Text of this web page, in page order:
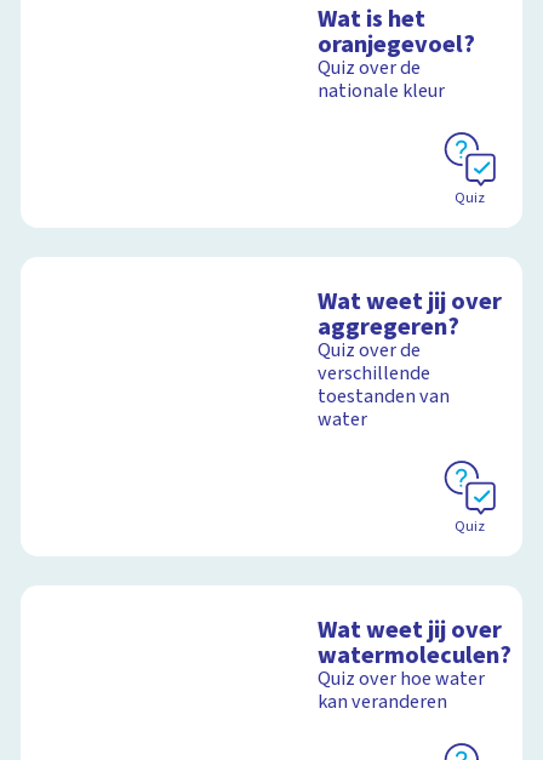
Wat is het
oranjegevoel?
Quiz over de
nationale kleur
Quiz
Wat weet jij over
aggregeren?
Quiz over de
verschillende
toestanden van
water
Quiz
Wat weet jij over
watermoleculen?
Quiz over hoe water
kan veranderen